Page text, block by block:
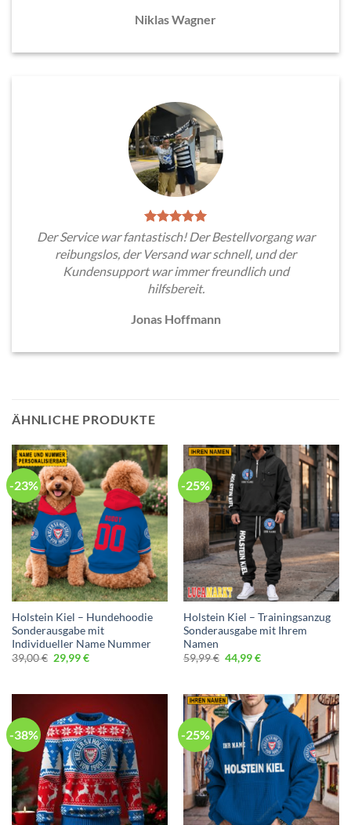
Niklas Wagner
Der Service war fantastisch! Der Bestellvorgang war
reibungslos, der Versand war schnell, und der
Kundensupport war immer freundlich und
hilfsbereit.
Jonas Hoffmann
ÄHNLICHE PRODUKTE
-23%
Holstein Kiel – Hundehoodie
Sonderausgabe mit
Individueller Name Nummer
39,00€ Ursprünglicher
Preis
29,99€Aktueller
-25%
Holstein Kiel – Trainingsanzug
Sonderausgabe mit Ihrem
Namen
59,99€ Ursprünglicher
Preis
44,99€Aktueller
-38% -25%